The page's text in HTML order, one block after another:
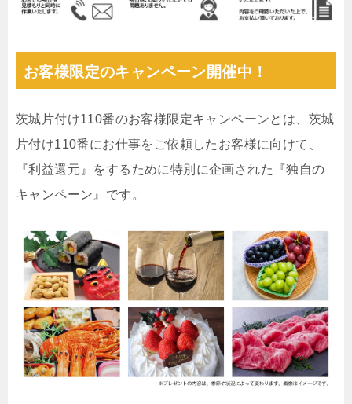
お客様限定のキャンペーン開催中！
茨城片付け110番のお客様限定キャンペーンとは、茨城
片付け110番にお仕事をご依頼したお客様に向けて、
『利益還元』をするために特別に企画された『独自の
キャンペーン』です。